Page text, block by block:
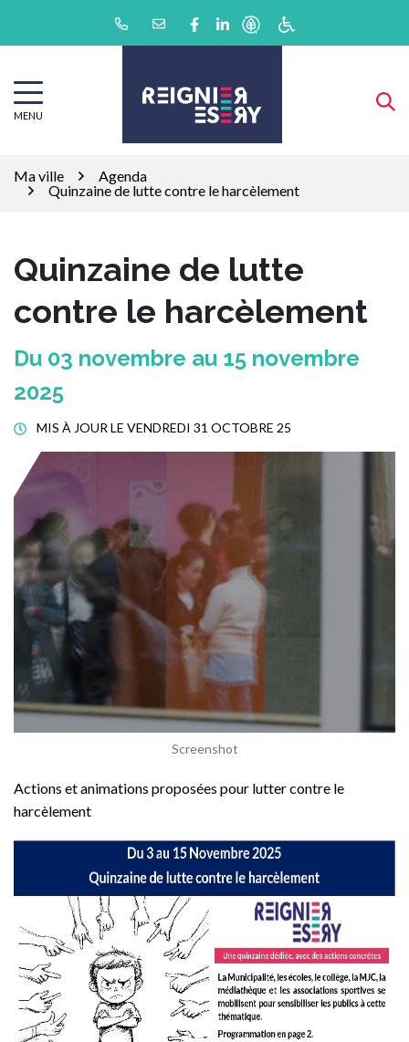
Lien vers le compte Facebook
Lien vers le compte Linkedin
MENU
Ma ville
Agenda
Quinzaine de lutte contre le harcèlement
Quinzaine de lutte
contre le harcèlement
Du 03 novembre au 15 novembre
2025
MIS À JOUR LE VENDREDI 31 OCTOBRE 25
Screenshot
Actions et animations proposées pour lutter contre le
harcèlement